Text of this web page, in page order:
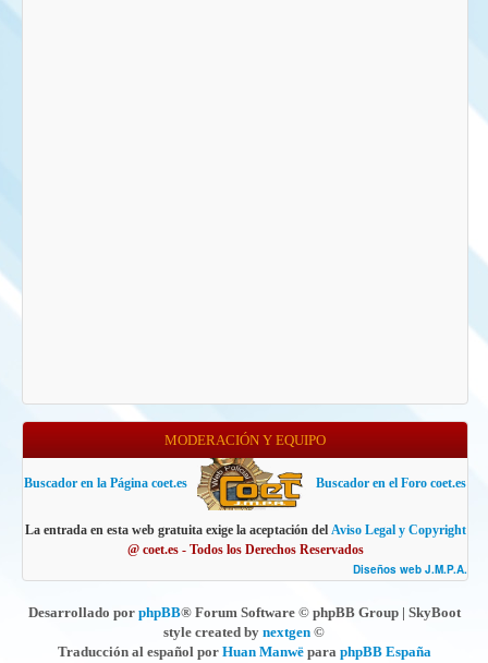
MODERACIÓN Y EQUIPO
Buscador en la Página coet.es Buscador en el Foro coet.es
La entrada en esta web gratuita exige la aceptación del Aviso Legal y Copyright
@ coet.es - Todos los Derechos Reservados
Diseños web J.M.P.A.
Desarrollado por phpBB® Forum Software © phpBB Group | SkyBoot
style created by nextgen ©
Traducción al español por Huan Manwëpara phpBB España